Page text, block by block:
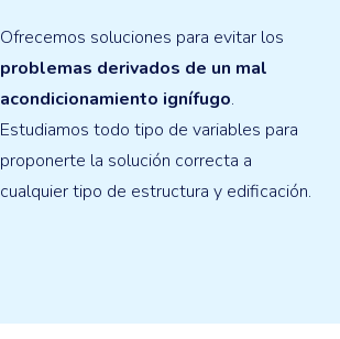
Ofrecemos soluciones para evitar los
problemas derivados de un mal
acondicionamiento ignífugo.
Estudiamos todo tipo de variables para
proponerte la solución correcta a
cualquier tipo de estructura y edificación.